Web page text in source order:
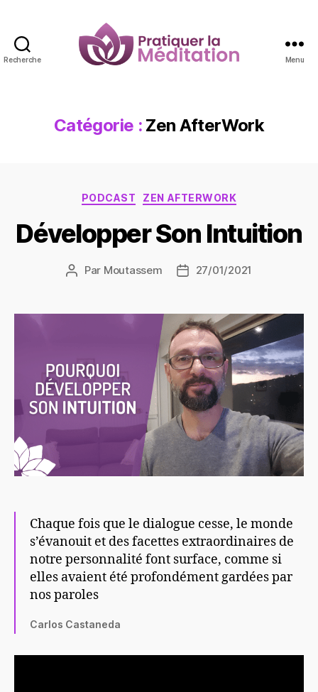
Recherche Menu
Catégorie : Zen AfterWork
Catégories
PODCAST ZEN AFTERWORK
Développer Son Intuition
Auteur
Par Moutassem
Date27/01/2021
Chaque fois que le dialogue cesse, le monde
s’évanouit et des facettes extraordinaires de
notre personnalité font surface, comme si
elles avaient été profondément gardées par
nos paroles
Carlos Castaneda